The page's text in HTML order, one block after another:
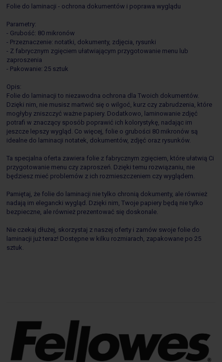
Folie do laminacji - ochrona dokumentów i poprawa wyglądu
Parametry:
- Grubość: 80 mikronów
- Przeznaczenie: notatki, dokumenty, zdjęcia, rysunki
- Z fabrycznym zgięciem ułatwiającym przygotowanie menu lub
zaproszenia
- Pakowanie: 25 sztuk
Opis:
Folie do laminacji to niezawodna ochrona dla Twoich dokumentów.
Dzięki nim, nie musisz martwić się o wilgoć, kurz czy zabrudzenia, które
mogłyby zniszczyć ważne papiery. Dodatkowo, laminowanie zdjęć
potrafi w znaczący sposób poprawić ich kolorystykę, nadając im
jeszcze lepszy wygląd. Co więcej, folie o grubości 80 mikronów są
idealne do laminacji notatek, dokumentów, zdjęć oraz rysunków.
Ta specjalna oferta zawiera folie z fabrycznym zgięciem, które ułatwią Ci
przygotowanie menu czy zaproszeń. Dzięki temu rozwiązaniu, nie
będziesz mieć problemów z ich rozmieszczeniem czy wyglądem.
Pamiętaj, że folie do laminacji nie tylko chronią dokumenty, ale również
nadają im elegancki wygląd. Dzięki nim, Twoje papiery będą nie tylko
bezpieczne, ale również prezentować się doskonale.
Nie czekaj dłużej, skorzystaj z naszej oferty i zamów swoje folie do
laminacji już teraz! Dostępne w kilku rozmiarach, zapakowane po 25
sztuk.